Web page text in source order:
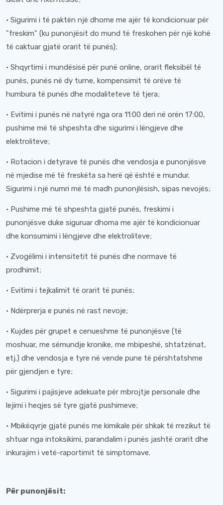
· Sigurimi i të paktën një dhome me ajër të kondicionuar për
"freskim" (ku punonjësit do mund të freskohen për një kohë
të caktuar gjatë orarit të punës);
· Shqyrtimi i mundësisë për punë online, orarit fleksibël të
punës, punës në dy turne, kompensimit të orëve të
humbura të punës dhe modaliteteve të tjera;
· Evitimi i punës në natyrë nga ora 11:00 deri në orën 17:00,
pushime më të shpeshta dhe sigurimi i lëngjeve dhe
elektroliteve;
· Rotacion i detyrave të punës dhe vendosja e punonjësve
në mjedise më të freskëta sa herë që është e mundur.
Sigurimi i një numri më të madh punonjlësish, sipas nevojës;
· Pushime më të shpeshta gjatë punës, freskimi i
punonjësve duke siguruar dhoma me ajër të kondicionuar
dhe konsumimi i lëngjeve dhe elektroliteve;
· Zvogëlimi i intensitetit të punës dhe normave të
prodhimit;
· Evitimi i tejkalimit të orarit të punës;
· Ndërprerja e punës në rast nevoje;
· Kujdes për grupet e cenueshme të punonjësve (të
moshuar, me sëmundje kronike, me mbipeshë, shtatzënat,
etj.) dhe vendosja e tyre në vende pune të përshtatshme
për gjendjen e tyre;
· Sigurimi i pajisjeve adekuate për mbrojtje personale dhe
lejimi i heqjes së tyre gjatë pushimeve;
· Mbikëqyrje gjatë punës me kimikale për shkak të rrezikut të
shtuar nga intoksikimi, parandalim i punës jashtë orarit dhe
inkurajim i vetë-raportimit të simptomave.
Për punonjësit: